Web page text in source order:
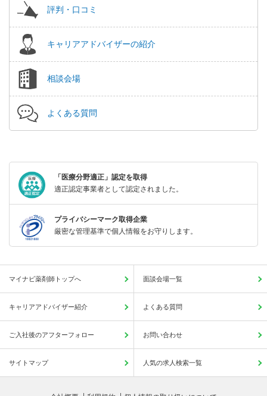
評判・口コミ
キャリアアドバイザーの紹介
相談会場
よくある質問
「医療分野適正」認定を取得
適正認定事業者として認定されました。
プライバシーマーク取得企業
厳密な管理基準で個人情報をお守りします。
マイナビ薬剤師トップへ 面談会場一覧
キャリアアドバイザー紹介 よくある質問
ご入社後のアフターフォロー お問い合わせ
サイトマップ 人気の求人検索一覧